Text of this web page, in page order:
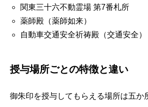
関東三十六不動霊場 第7番札所
薬師殿（薬師如来）
自動車交通安全祈祷殿（交通安全）
授与場所ごとの特徴と違い
御朱印を授与してもらえる場所は五か